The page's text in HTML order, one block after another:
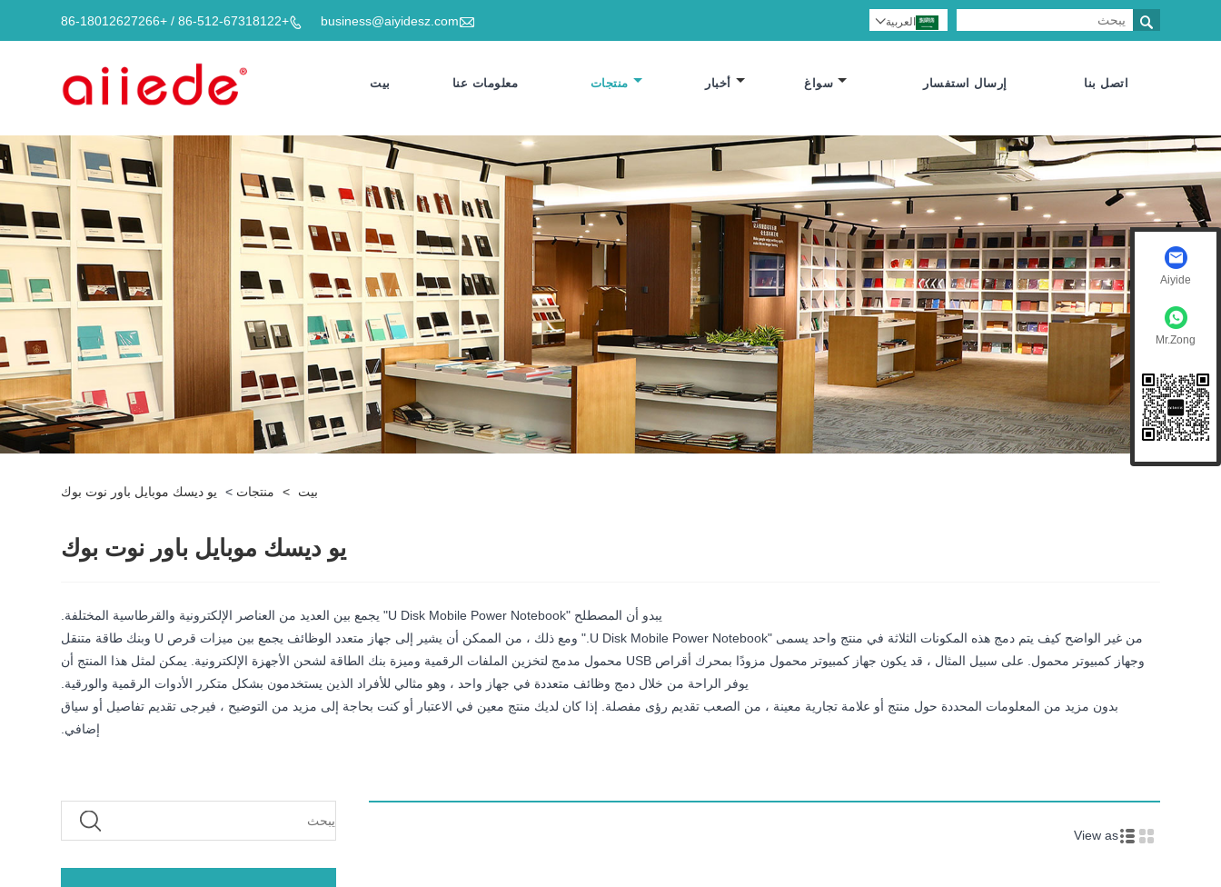

business@aiyidesz.com

+86-512-67318122 / +86-18012627266  العربية
بيت معلومات عنا منتجات أخبار سواغ إرسال استفسار اتصل بنا
بيت > منتجات > يو ديسك موبايل باور نوت بوك
يو ديسك موبايل باور نوت بوك
يبدو أن المصطلح "U Disk Mobile Power Notebook" يجمع بين العديد من العناصر الإلكترونية والقرطاسية المختلفة.
من غير الواضح كيف يتم دمج هذه المكونات الثلاثة في منتج واحد يسمى "U Disk Mobile Power Notebook." ومع ذلك ، من الممكن أن يشير إلى جهاز متعدد الوظائف يجمع بين ميزات قرص U وبنك طاقة متنقل
وجهاز كمبيوتر محمول. على سبيل المثال ، قد يكون جهاز كمبيوتر محمول مزودًا بمحرك أقراص USB محمول مدمج لتخزين الملفات الرقمية وميزة بنك الطاقة لشحن الأجهزة الإلكترونية. يمكن لمثل هذا المنتج أن
يوفر الراحة من خلال دمج وظائف متعددة في جهاز واحد ، وهو مثالي للأفراد الذين يستخدمون بشكل متكرر الأدوات الرقمية والورقية.
بدون مزيد من المعلومات المحددة حول منتج أو علامة تجارية معينة ، من الصعب تقديم رؤى مفصلة. إذا كان لديك منتج معين في الاعتبار أو كنت بحاجة إلى مزيد من التوضيح ، فيرجى تقديم تفاصيل أو سياق
إضافي.
View as
Aiyide
Mr.Zong